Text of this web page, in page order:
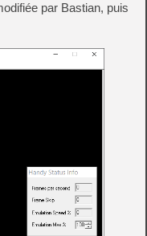
par Bastian, puis